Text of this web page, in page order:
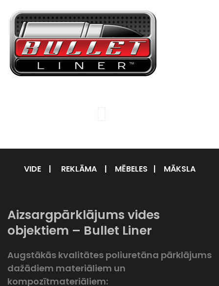
VIDE| REKLĀMA| MĒBELES | MĀKSLA
Aizsargpārklājums vides
objektiem – Bullet Liner
Augstākās kvalitātes poliuretāna pārklājums
dažādiem materiāliem un
kompozītmateriāliem: